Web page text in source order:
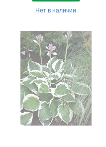
Нет в наличии